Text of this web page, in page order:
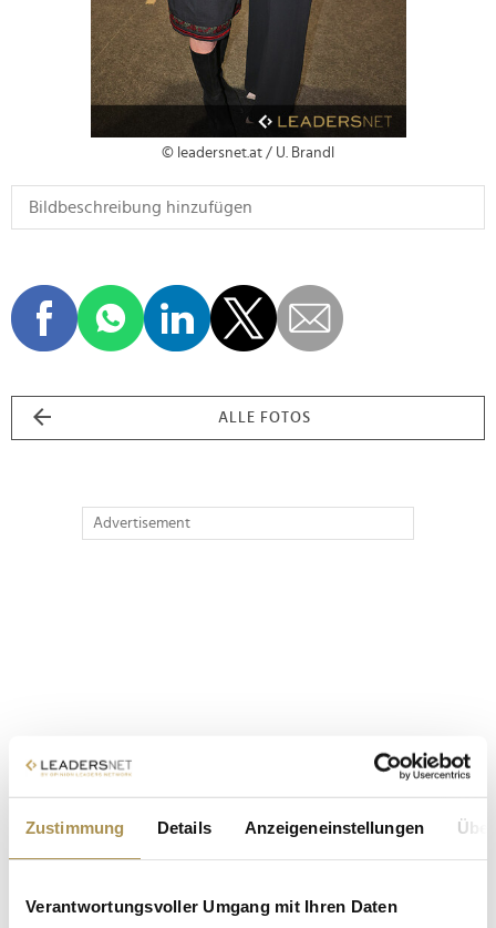
Zustimmung Details Anzeigeneinstellungen
Verantwortungsvoller Umgang mit Ihren Daten
© leadersnet.at / U. Brandl
ALLE FOTOS
Advertisement